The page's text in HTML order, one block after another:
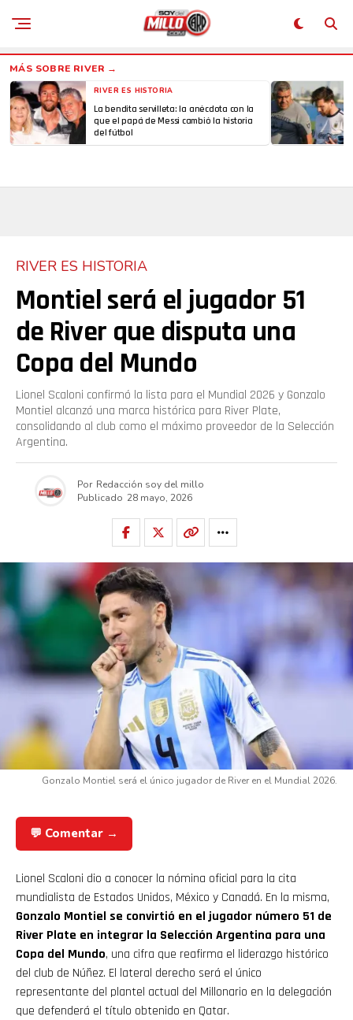
RIVER ES HISTORIA
La bendita servilleta: la anécdota con la
que el papá de Messi cambió la historia
del fútbol
RIVER ES HISTORIA
Montiel será el jugador 51
de River que disputa una
Copa del Mundo
Lionel Scaloni confirmó la lista para el Mundial 2026 y Gonzalo
Montiel alcanzó una marca histórica para River Plate,
consolidando al club como el máximo proveedor de la Selección
Argentina.
Por Redacción soy del millo
Publicado 28 mayo, 2026
Gonzalo Montiel será el único jugador de River en el Mundial 2026.
💬 Comentar →
Lionel Scaloni dio a conocer la nómina oficial para la cita
mundialista de Estados Unidos, México y Canadá. En la misma,
Gonzalo Montiel se convirtió en el jugador número 51 de
River Plate en integrar la Selección Argentina para una
Copa del Mundo, una cifra que reafirma el liderazgo histórico
del club de Núñez. El lateral derecho será el único
representante del plantel actual del Millonario en la delegación
que defenderá el título obtenido en Qatar.
Reddit
Pinterest
Whatsapp
Email